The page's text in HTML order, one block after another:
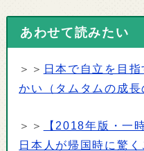
あわせて読みたい
＞＞ 日本で自立を目
かい（タムタムの成長
＞＞
【2018年版・一
日本人が帰国時に驚